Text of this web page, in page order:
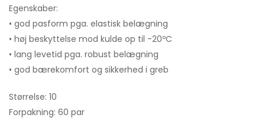
Egenskaber:
• god pasform pga. elastisk belægning
• høj beskyttelse mod kulde op til -20ºC
• lang levetid pga. robust belægning
• god bærekomfort og sikkerhed i greb
Størrelse: 10
Forpakning: 60 par